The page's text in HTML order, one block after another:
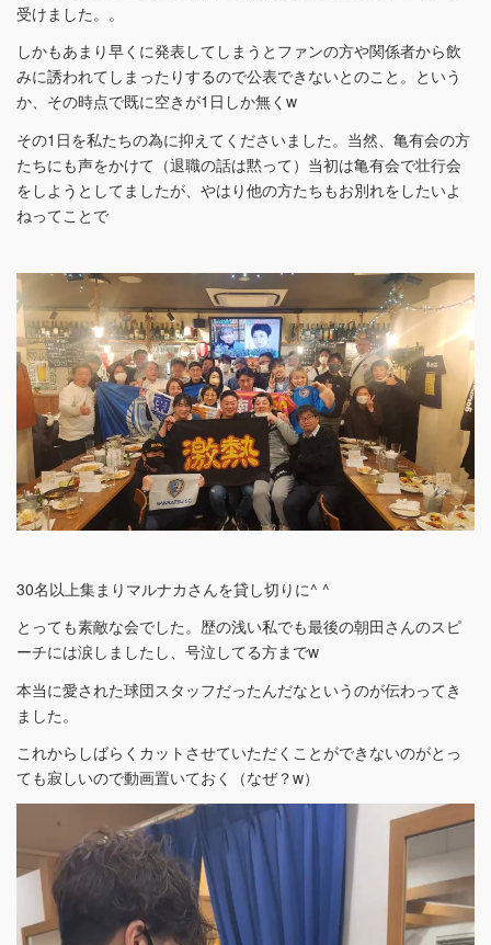
受けました。。
しかもあまり早くに発表してしまうとファンの方や関係者から飲
みに誘われてしまったりするので公表できないとのこと。という
か、その時点で既に空きが1日しか無くw
その1日を私たちの為に抑えてくださいました。当然、亀有会の方
たちにも声をかけて（退職の話は黙って）当初は亀有会で壮行会
をしようとしてましたが、やはり他の方たちもお別れをしたいよ
ねってことで
30名以上集まりマルナカさんを貸し切りに^ ^
とっても素敵な会でした。歴の浅い私でも最後の朝田さんのスピ
ーチには涙しましたし、号泣してる方までw
本当に愛された球団スタッフだったんだなというのが伝わってき
ました。
これからしばらくカットさせていただくことができないのがとっ
ても寂しいので動画置いておく（なぜ？w）